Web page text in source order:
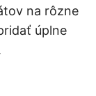
na rôzne
úplne